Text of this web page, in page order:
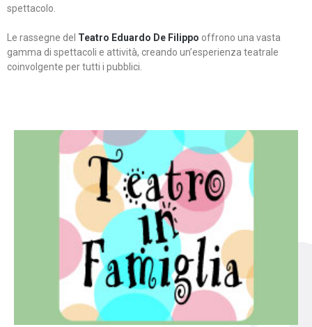
spettacolo.
Le rassegne del Teatro Eduardo De Filippo offrono una vasta
gamma di spettacoli e attività, creando un’esperienza teatrale
coinvolgente per tutti i pubblici.
Teatro in famiglia
Teatro In Famiglia è una rassegna di teatro concepita
per far condividere e godere del teatro all’intera
famiglia.
Continua